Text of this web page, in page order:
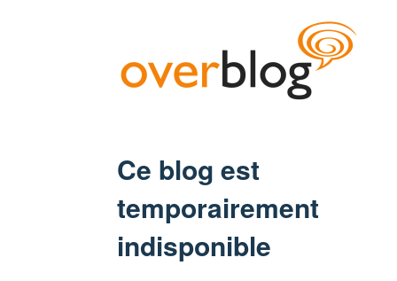
Ce blog est
temporairement
indisponible